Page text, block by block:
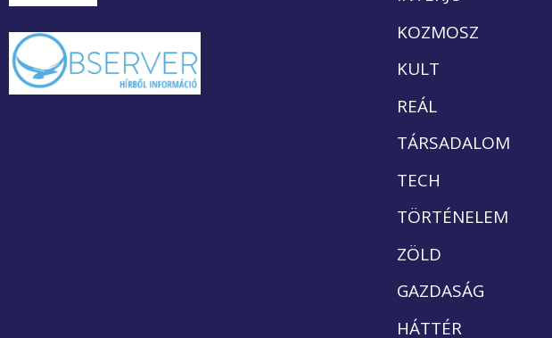
KOZMOSZ
KULT
REÁL
TÁRSADALOM
TECH
TÖRTÉNELEM
ZÖLD
GAZDASÁG
HÁTTÉR